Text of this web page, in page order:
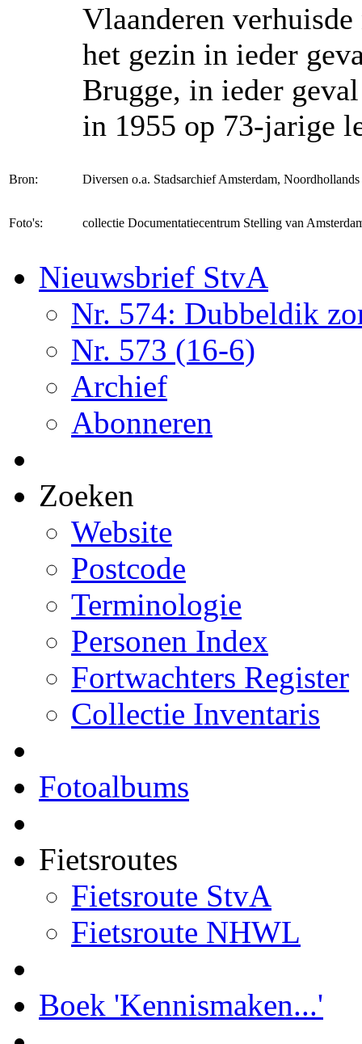
Vlaanderen
het gezin in ieder
Brugge, in ieder
in 1955 op 73-jarige
Bron: Diversen o.a. Stadsarchief Amsterdam,
Foto's: collectie Documentatiecentrum Stelling van
Nieuwsbrief StvA
Nr. 574: Dubbeldik
Nr. 573 (16-6)
Archief
Abonneren
Zoeken
Website
Postcode
Terminologie
Personen Index
Fortwachters Register
Collectie Inventaris
Fotoalbums
Fietsroutes
Fietsroute StvA
Fietsroute NHWL
Boek 'Kennismaken...'